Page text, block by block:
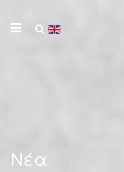
Νέα